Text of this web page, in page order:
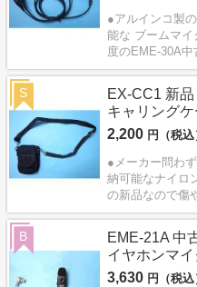
●アルインコ製
能な ブームマイ
度のEME-30A中
EX-CC1 新
キャリングケ
2,200 円（税込
●メーカー問わ
納可能なナイロ
の新品なので傷
S
EME-21A 中
イヤホンマイ
3,630 円（税込
B